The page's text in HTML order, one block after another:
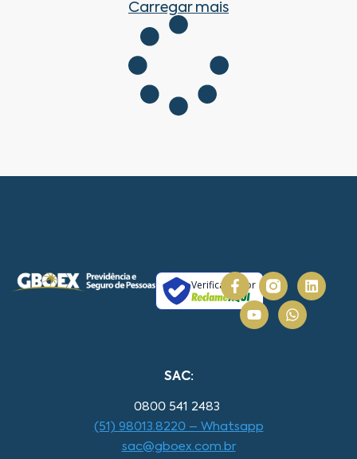
Carregar mais
Verificada por
SAC:
0800 541 2483
(51) 98013.8220 – Whatsapp
sac@gboex.com.br